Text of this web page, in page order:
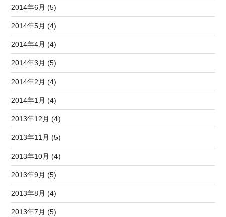
2014年6月 (5)
2014年5月 (4)
2014年4月 (4)
2014年3月 (5)
2014年2月 (4)
2014年1月 (4)
2013年12月 (4)
2013年11月 (5)
2013年10月 (4)
2013年9月 (5)
2013年8月 (4)
2013年7月 (5)